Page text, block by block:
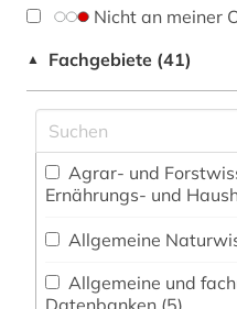
Nicht an meiner
▲ Fachgebiete (41)